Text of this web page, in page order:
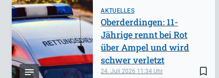
AKTUELLES
bookmark_border
24. Juli 2026 11:34
Oberderdingen: 11-
Jährige rennt bei Rot
über Ampel und wird
schwer verletzt